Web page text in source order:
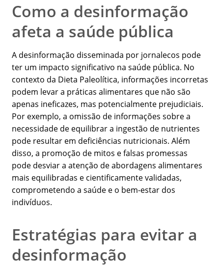
Como a desinformação
afeta a saúde pública
A desinformação disseminada por jornalecos pode
ter um impacto significativo na saúde pública. No
contexto da Dieta Paleolítica, informações incorretas
podem levar a práticas alimentares que não são
apenas ineficazes, mas potencialmente prejudiciais.
Por exemplo, a omissão de informações sobre a
necessidade de equilibrar a ingestão de nutrientes
pode resultar em deficiências nutricionais. Além
disso, a promoção de mitos e falsas promessas
pode desviar a atenção de abordagens alimentares
mais equilibradas e cientificamente validadas,
comprometendo a saúde e o bem-estar dos
indivíduos.
Estratégias para evitar a
desinformação